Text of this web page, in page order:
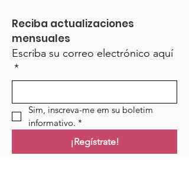
Reciba actualizaciones
mensuales
Escriba su correo electrónico aquí
*
Sim, inscreva-me em su boletim
informativo. *
¡Regístrate!